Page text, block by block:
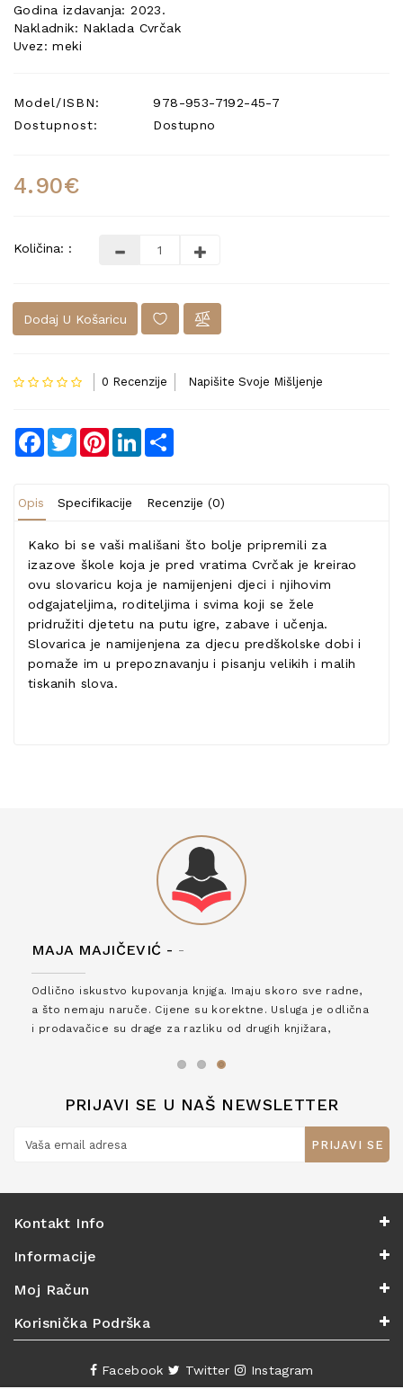
Godina izdavanja: 2023.
Nakladnik: Naklada Cvrčak
Uvez: meki
Model/ISBN:
978-953-7192-45-7
Dostupnost:
Dostupno
4.90€
Količina: :
Dodaj U Košaricu
0 Recenzije Napišite Svoje Mišljenje
Facebook
TwitterPinterestLinkedIn
Opis Specifikacije Recenzije (0)
Kako bi se vaši mališani što bolje pripremili za
izazove škole koja je pred vratima Cvrčak je kreirao
ovu slovaricu koja je namijenjeni djeci i njihovim
odgajateljima, roditeljima i svima koji se žele
pridružiti djetetu na putu igre, zabave i učenja.
Slovarica je namijenjena za djecu predškolske dobi i
pomaže im u prepoznavanju i pisanju velikih i malih
tiskanih slova.
MAJA MAJIČEVIĆ - -
Odlično iskustvo kupovanja knjiga. Imaju skoro sve radne,
a što nemaju naruče. Cijene su korektne. Usluga je odlična
i prodavačice su drage za razliku od drugih knjižara,
PRIJAVI SE U NAŠ NEWSLETTER
PRIJAVI SE
Kontakt Info
Informacije
Moj Račun
Korisnička Podrška
Facebook Twitter Instagram